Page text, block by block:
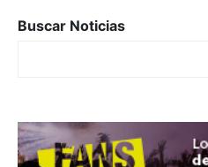
Buscar Noticias